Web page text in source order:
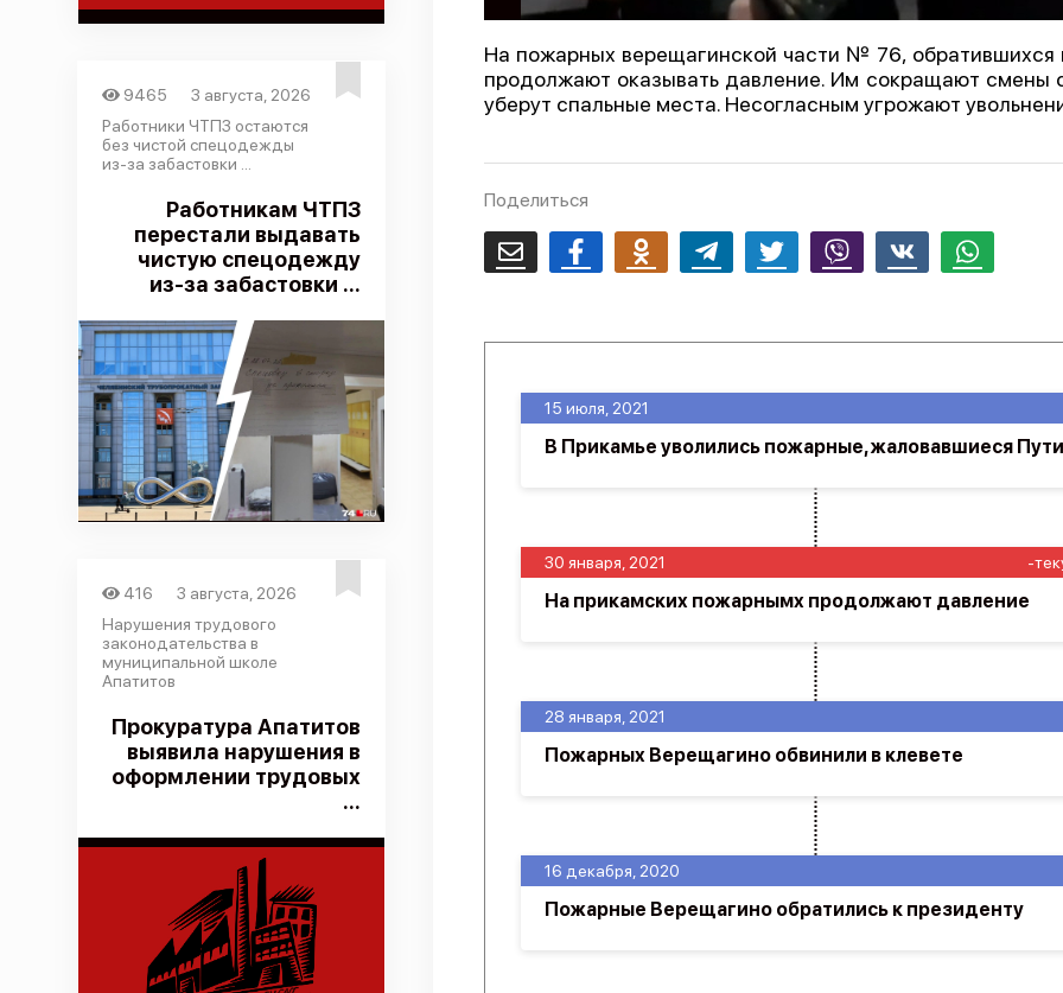
9465
3 августа, 2026
Работники ЧТПЗ остаются
без чистой спецодежды
из-за забастовки ...
Работникам ЧТПЗ
перестали выдавать
чистую спецодежду
из-за забастовки ...
416
3 августа, 2026
Нарушения трудового
законодательства в
муниципальной школе
Апатитов
Прокуратура Апатитов
выявила нарушения в
оформлении трудовых
...
На пожарных верещагинской части № 76, обратившихся
продолжают оказывать давление. Им сокращают смены
уберут спальные места. Несогласным угрожают
Поделиться
Email FacebookOdnoklassnikiTelegram Twitter Viber Whatsapp
16 декабря, 2020
Пожарные Верещагино обратились к президенту
28 января, 2021
Пожарных Верещагино обвинили в клевете
30 января, 2021 -
На прикамских пожарнымх продолжают давление
15 июля, 2021
В Прикамье уволились пожарные, жаловавшиеся